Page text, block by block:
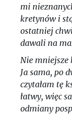
mi
kretynów i
ostatniej
dawali na
Nie mniejsze
Ja sama, po
czytałam tę
łatwy, więc
odmiany